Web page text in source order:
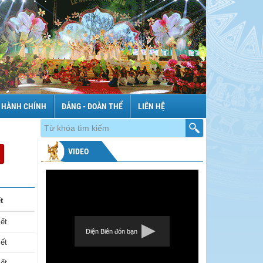
CHÍNH ĐẢNG - ĐOÀN THỂ LIÊN HỆ
VIDEO
Điện Biên đón bạn